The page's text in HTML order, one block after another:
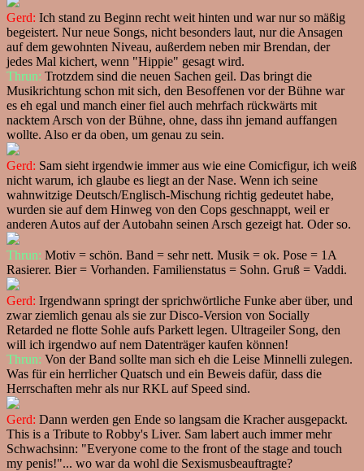
Gerd: Ich stand zu Beginn recht weit hinten und war nur so mäßig
begeistert. Nur neue Songs, nicht besonders laut, nur die Ansagen
auf dem gewohnten Niveau, außerdem neben mir Brendan, der
jedes Mal kichert, wenn "Hippie" gesagt wird.
Thrun: Trotzdem sind die neuen Sachen geil. Das bringt die
Musikrichtung schon mit sich, den Besoffenen vor der Bühne war
es eh egal und manch einer fiel auch mehrfach rückwärts mit
nacktem Arsch von der Bühne, ohne, dass ihn jemand auffangen
wollte. Also er da oben, um genau zu sein.
Gerd: Sam sieht irgendwie immer aus wie eine Comicfigur, ich weiß
nicht warum, ich glaube es liegt an der Nase. Wenn ich seine
wahnwitzige Deutsch/Englisch-Mischung richtig gedeutet habe,
wurden sie auf dem Hinweg von den Cops geschnappt, weil er
anderen Autos auf der Autobahn seinen Arsch gezeigt hat. Oder so.
Thrun: Motiv = schön. Band = sehr nett. Musik = ok. Pose = 1A
Rasierer. Bier = Vorhanden. Familienstatus = Sohn. Gruß = Vaddi.
Gerd: Irgendwann springt der sprichwörtliche Funke aber über, und
zwar ziemlich genau als sie zur Disco-Version von Socially
Retarded ne flotte Sohle aufs Parkett legen. Ultrageiler Song, den
will ich irgendwo auf nem Datenträger kaufen können!
Thrun: Von der Band sollte man sich eh die Leise Minnelli zulegen.
Was für ein herrlicher Quatsch und ein Beweis dafür, dass die
Herrschaften mehr als nur RKL auf Speed sind.
Gerd: Dann werden gen Ende so langsam die Kracher ausgepackt.
This is a Tribute to Robby's Liver. Sam labert auch immer mehr
Schwachsinn: "Everyone come to the front of the stage and touch
my penis!"... wo war da wohl die Sexismusbeauftragte?